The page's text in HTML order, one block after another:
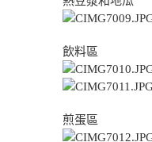
飲料區
煎蛋區